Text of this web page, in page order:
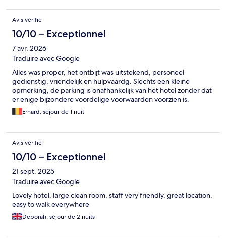
Avis vérifié
10/10 – Exceptionnel
7 avr. 2026
Traduire avec Google
Alles was proper, het ontbijt was uitstekend, personeel
gedienstig, vriendelijk en hulpvaardg. Slechts een kleine
opmerking, de parking is onafhankelijk van het hotel zonder dat
er enige bijzondere voordelige voorwaarden voorzien is.
Erhard, séjour de 1 nuit
Avis vérifié
10/10 – Exceptionnel
21 sept. 2025
Traduire avec Google
Lovely hotel, large clean room, staff very friendly, great location,
easy to walk everywhere
Deborah, séjour de 2 nuits